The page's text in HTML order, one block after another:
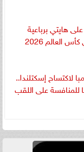
هايتي برباعية
لاكتساح إسكتلندا..
للمنافسة على اللقب